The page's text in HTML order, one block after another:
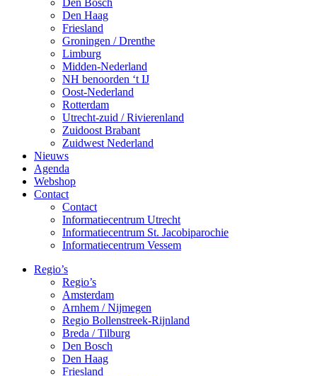
Den Bosch
Den Haag
Friesland
Groningen / Drenthe
Limburg
Midden-Nederland
NH benoorden ‘t IJ
Oost-Nederland
Rotterdam
Utrecht-zuid / Rivierenland
Zuidoost Brabant
Zuidwest Nederland
Nieuws
Agenda
Webshop
Contact
Contact
Informatiecentrum Utrecht
Informatiecentrum St. Jacobiparochie
Informatiecentrum Vessem
Regio’s
Regio’s
Amsterdam
Arnhem / Nijmegen
Regio Bollenstreek-Rijnland
Breda / Tilburg
Den Bosch
Den Haag
Friesland